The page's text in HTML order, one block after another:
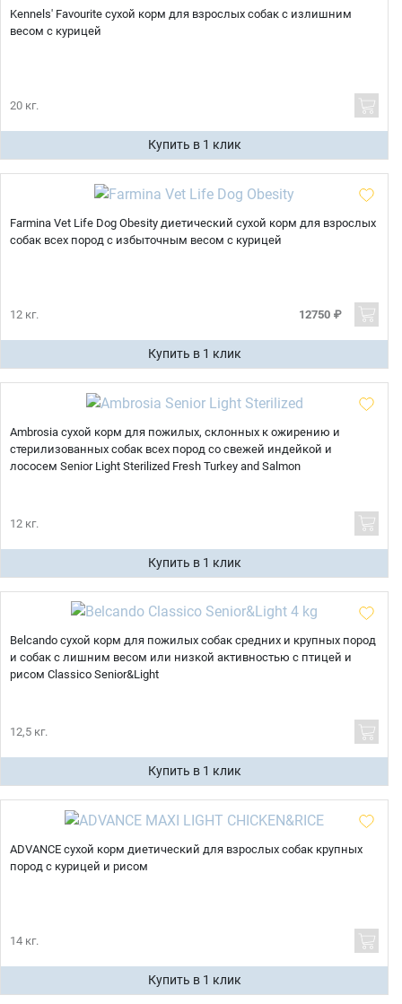
Kennels' Favourite сухой корм для взрослых собак с излишним
весом с курицей
20 кг.
Купить в 1 клик
Farmina Vet Life Dog Obesity диетический сухой корм для взрослых
собак всех пород с избыточным весом с курицей
12 кг. 12750 ₽
Купить в 1 клик
Ambrosia сухой корм для пожилых, склонных к ожирению и
стерилизованных собак всех пород со свежей индейкой и
лососем Senior Light Sterilized Fresh Turkey and Salmon
12 кг.
Купить в 1 клик
Belcando сухой корм для пожилых собак средних и крупных пород
и собак с лишним весом или низкой активностью с птицей и
рисом Classico Senior&Light
12,5 кг.
Купить в 1 клик
ADVANCE сухой корм диетический для взрослых собак крупных
пород с курицей и рисом
14 кг.
Купить в 1 клик